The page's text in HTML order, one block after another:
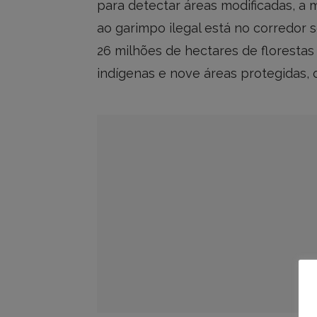
para detectar áreas modificadas, a
ao garimpo ilegal está no corredor
26 milhões de hectares de
indígenas e nove áreas